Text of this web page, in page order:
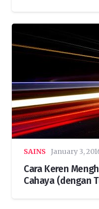
SAINS January 3,
Cara Keren
Cahaya (dengan